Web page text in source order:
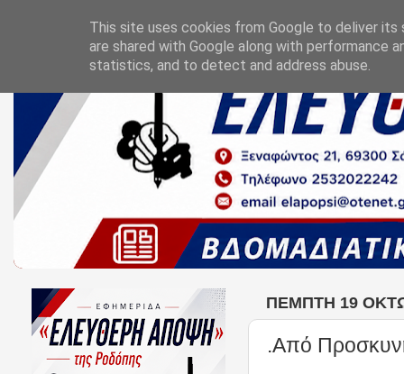
ΠΈΜΠΤΗ 19
.Από
This site uses cookies from Google to deliver its
are shared with Google along with performance
statistics, and to detect and address abuse.